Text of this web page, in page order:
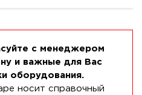
с менеджером
и важные для Вас
оборудования.
носит справочный